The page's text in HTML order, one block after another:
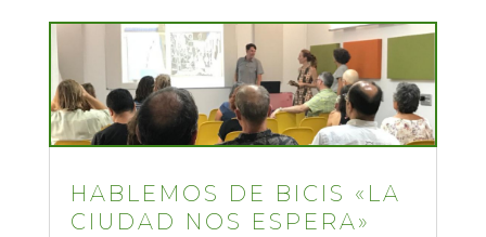
HABLEMOS DE BICIS «LA
CIUDAD NOS ESPERA»